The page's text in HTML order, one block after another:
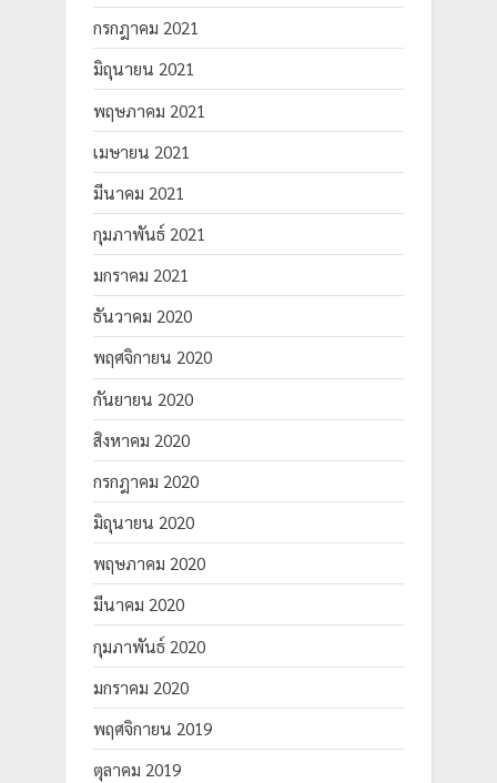
กรกฎาคม 2021
มิถุนายน 2021
พฤษภาคม 2021
เมษายน 2021
มีนาคม 2021
กุมภาพันธ์ 2021
มกราคม 2021
ธันวาคม 2020
พฤศจิกายน 2020
กันยายน 2020
สิงหาคม 2020
กรกฎาคม 2020
มิถุนายน 2020
พฤษภาคม 2020
มีนาคม 2020
กุมภาพันธ์ 2020
มกราคม 2020
พฤศจิกายน 2019
ตุลาคม 2019